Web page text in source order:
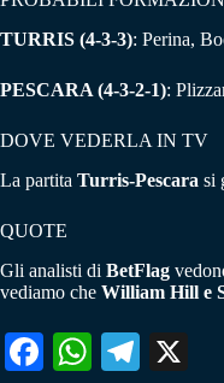
TURRIS (4-3-3): Perina,
PESCARA (4-3-2-1):
DOVE VEDERLA IN TV
La partita Turris-Pescara si
QUOTE
Gli analisti di BetFlag
vediamo che William Hill e
Fa W
Te